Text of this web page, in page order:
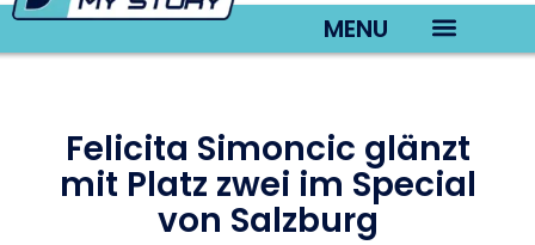
MENU
Felicita Simoncic glänzt
mit Platz zwei im Special
von Salzburg